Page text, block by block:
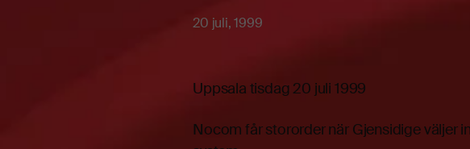
20 juli, 1999
Uppsala tisdag 20 juli 1999
Nocom får stororder när Gjensidige väljer